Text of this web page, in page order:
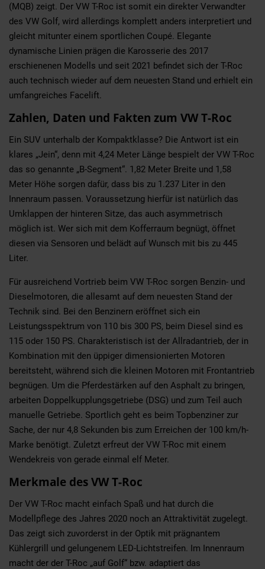
(MQB) zeigt. Der VW T-Roc ist somit ein direkter Verwandter
des VW Golf, wird allerdings komplett anders interpretiert und
gleicht mitunter einem sportlichen Coupé. Elegante
dynamische Linien prägen die Karosserie des 2017
erschienenen Modells und seit 2021 befindet sich der T-Roc
auch technisch wieder auf dem neuesten Stand und erhielt ein
umfangreiches Facelift.
Zahlen, Daten und Fakten zum VW T-Roc
Ein SUV unterhalb der Kompaktklasse? Die Antwort ist ein
klares „Jein“, denn mit 4,24 Meter Länge bespielt der VW T-Roc
das so genannte „B-Segment“. 1,82 Meter Breite und 1,58
Meter Höhe sorgen dafür, dass bis zu 1.237 Liter in den
Innenraum passen. Voraussetzung hierfür ist natürlich das
Umklappen der hinteren Sitze, das auch asymmetrisch
möglich ist. Wer sich mit dem Kofferraum begnügt, öffnet
diesen via Sensoren und belädt auf Wunsch mit bis zu 445
Liter.
Für ausreichend Vortrieb beim VW T-Roc sorgen Benzin- und
Dieselmotoren, die allesamt auf dem neuesten Stand der
Technik sind. Bei den Benzinern eröffnet sich ein
Leistungsspektrum von 110 bis 300 PS, beim Diesel sind es
115 oder 150 PS. Charakteristisch ist der Allradantrieb, der in
Kombination mit den üppiger dimensionierten Motoren
bereitsteht, während sich die kleinen Motoren mit Frontantrieb
begnügen. Um die Pferdestärken auf den Asphalt zu bringen,
arbeiten Doppelkupplungsgetriebe (DSG) und zum Teil auch
manuelle Getriebe. Sportlich geht es beim Topbenziner zur
Sache, der nur 4,8 Sekunden bis zum Erreichen der 100 km/h-
Marke benötigt. Zuletzt erfreut der VW T-Roc mit einem
Wendekreis von gerade einmal elf Meter.
Merkmale des VW T-Roc
Der VW T-Roc macht einfach Spaß und hat durch die
Modellpflege des Jahres 2020 noch an Attraktivität zugelegt.
Das zeigt sich zuvorderst in der Optik mit prägnantem
Kühlergrill und gelungenem LED-Lichtstreifen. Im Innenraum
macht der der T-Roc „auf Golf“ bzw. adaptiert das